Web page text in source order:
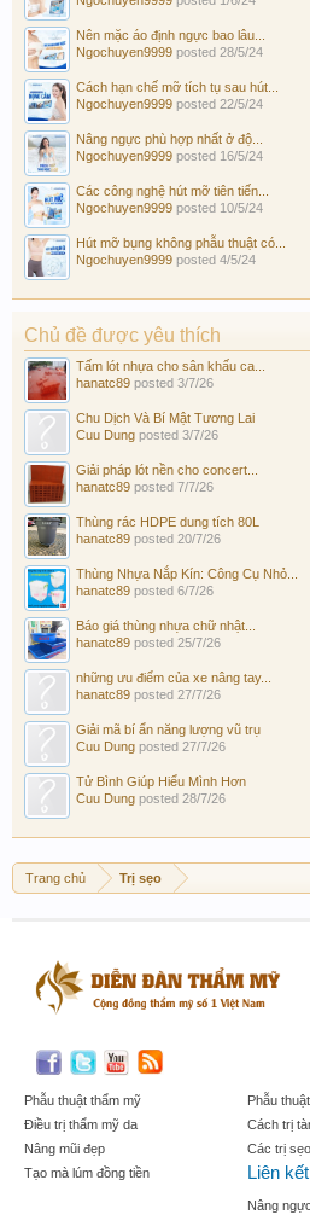
Nên mặc áo định ngực bao lâu...
Ngochuyen9999 posted 28/5/24
Cách hạn chế mỡ tích tụ sau hút...
Ngochuyen9999 posted 22/5/24
Nâng ngực phù hợp nhất ở độ...
Ngochuyen9999 posted 16/5/24
Các công nghệ hút mỡ tiên tiến...
Ngochuyen9999 posted 10/5/24
Hút mỡ bụng không phẫu thuật có...
Ngochuyen9999 posted 4/5/24
Chủ đề được yêu thích
Tấm lót nhựa cho sân khấu ca...
hanatc89 posted 3/7/26
Chu Dịch Và Bí Mật Tương Lai
Cuu Dung posted 3/7/26
Giải pháp lót nền cho concert...
hanatc89 posted 7/7/26
Thùng rác HDPE dung tích 80L
hanatc89 posted 20/7/26
Thùng Nhựa Nắp Kín: Công Cụ Nhỏ...
hanatc89 posted 6/7/26
Báo giá thùng nhựa chữ nhật...
hanatc89 posted 25/7/26
những ưu điểm của xe nâng tay...
hanatc89 posted 27/7/26
Giải mã bí ẩn năng lượng vũ trụ
Cuu Dung posted 27/7/26
Tử Bình Giúp Hiểu Mình Hơn
Cuu Dung posted 28/7/26
Trang chủ Trị sẹo
Phẫu thuật thẩm mỹ
Điều trị thẩm mỹ da
Nâng mũi đẹp
Tạo mà lúm đồng tiền
Phẫu
Cách trị
Các trị
Liên
Nâng